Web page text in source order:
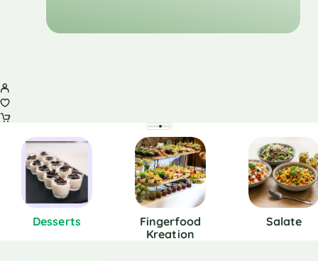
Desserts
Fingerfood
Kreation
Salate